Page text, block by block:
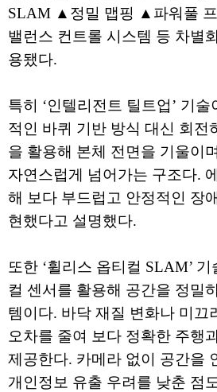
SLAM ▲정밀 맵핑 ▲파워풀
밸런스 컨트롤 시스템 등 차별
용됐다.
특히 ‘인텔리전트 틸트업’ 기
적인 바퀴 기반 방식 대신 회전
을 활용해 본체 전면을 기울이
자연스럽게 넘어가는 구조다.
해 보다 부드럽고 안정적인 장
현했다고 설명했다.
또한 ‘휠리스 옵티컬 SLAM’
컬 센서를 활용해 공간을 정밀
템이다. 바닥 재질 변화나 미끄
오차를 줄여 보다 정확한 주행
제공한다. 카메라 없이 공간을
개인정보 유출 우려를 낮춘 점